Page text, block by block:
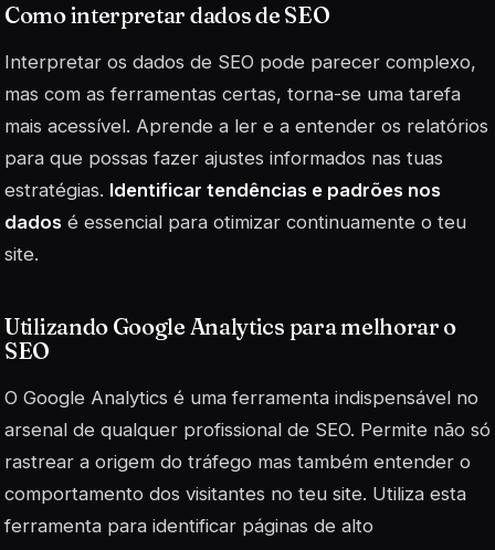
Como interpretar dados de SEO
Interpretar os dados de SEO pode parecer complexo,
mas com as ferramentas certas, torna-se uma tarefa
mais acessível. Aprende a ler e a entender os relatórios
para que possas fazer ajustes informados nas tuas
estratégias. Identificar tendências e padrões nos
dados é essencial para otimizar continuamente o teu
site.
Utilizando Google Analytics para melhorar o
SEO
O Google Analytics é uma ferramenta indispensável no
arsenal de qualquer profissional de SEO. Permite não só
rastrear a origem do tráfego mas também entender o
comportamento dos visitantes no teu site. Utiliza esta
ferramenta para identificar páginas de alto